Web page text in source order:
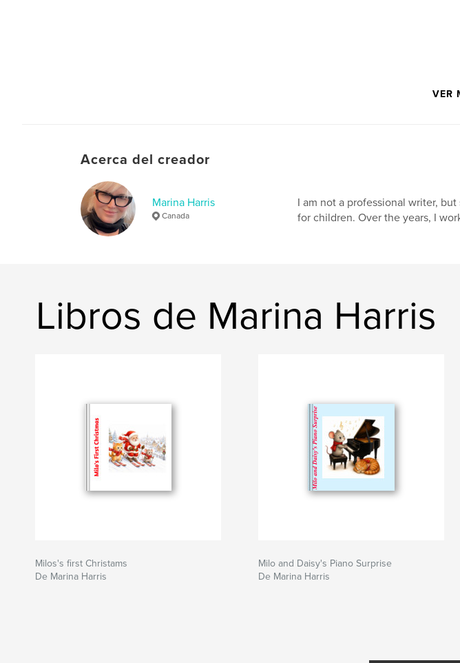
VER
Acerca del creador
Marina Harris
Canada
I am not a professional writer,
for children. Over the years, I
Libros de Marina Harris
Milos's first Christams
De Marina Harris
Milo and Daisy's Piano Surprise
De Marina Harris